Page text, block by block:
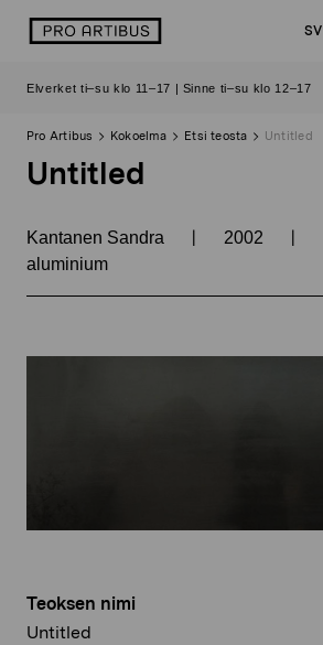
sisältöön
logo SV
Elverket ti–su klo 11–17 | Sinne ti–su klo 12–17
Pro Artibus Kokoelma Etsi teosta Untitled
Untitled
Kantanen Sandra | 2002 |
aluminium
Teoksen nimi
Untitled